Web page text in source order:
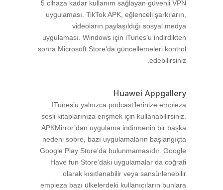
5 cihaza kadar kullanım sağlayan güvenli VPN
uygulaması. TikTok APK, eğlenceli şarkıların,
videoların paylaşıldığı sosyal medya
uygulaması. Windows için iTunes’u indirdikten
sonra Microsoft Store’da güncellemeleri kontrol
edebilirsiniz.
Huawei Appgallery
ITunes’u yalnızca podcast’lerinize empieza
sesli kitaplarınıza erişmek için kullanabilirsiniz.
APKMirror’dan uygulama indirmenin bir başka
nedeni sobre, bazı uygulamaların başlangıçta
Google Play Store’da bulunmamasıdır. Google
Have fun Store’daki uygulamalar da coğrafi
olarak kısıtlanabilir veya sansürlenebilir
empieza bazı ülkelerdeki kullanıcıların bunlara